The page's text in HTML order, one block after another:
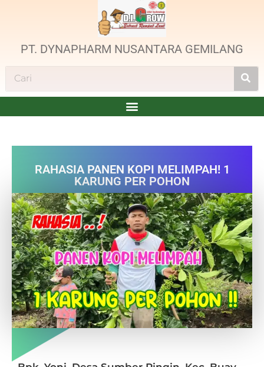
PT. DYNAPHARM NUSANTARA GEMILANG
RAHASIA PANEN KOPI MELIMPAH! 1
KARUNG PER POHON